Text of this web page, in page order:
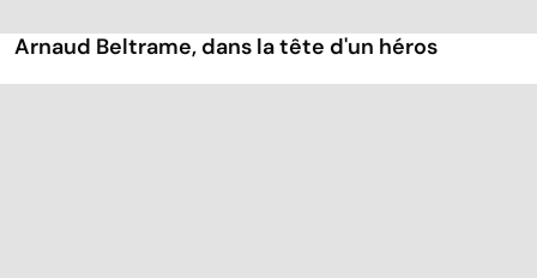
Arnaud Beltrame, dans la tête d'un héros